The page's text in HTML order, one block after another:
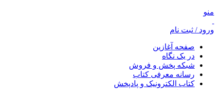
منو
ورود / ثبت نام
صفحه آغازین
در یک نگاه
شبکه پخش و فروش
رسانه معرفی کتاب
کتاب الکترونیک و پادپخش